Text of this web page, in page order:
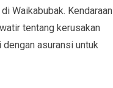
Waikabubak. Kendaraan
tentang kerusakan
asuransi untuk